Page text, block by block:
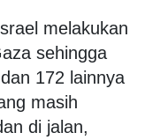
melakukan
sehingga
172 lainnya
masih
di jalan,